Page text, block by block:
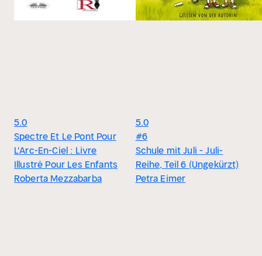
5.0
Spectre Et Le Pont Pour
L'Arc-En-Ciel : Livre
Illustré Pour Les Enfants
Roberta Mezzabarba
5.0
#6
Schule mit Juli - Juli-
Reihe, Teil 6 (Ungekürzt)
Petra Eimer